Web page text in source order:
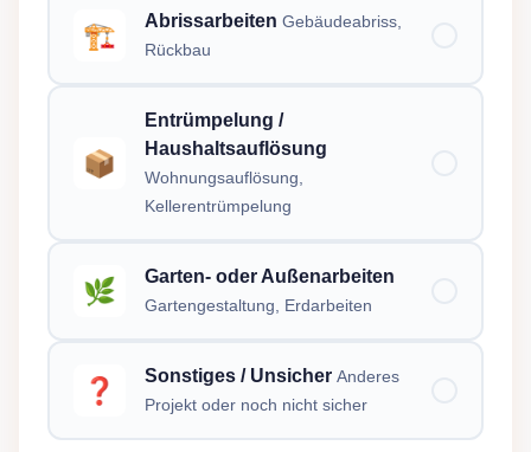
🏗️ Abrissarbeiten Gebäudeabriss,
Rückbau
📦
Entrümpelung /
Haushaltsauflösung
Wohnungsauflösung,
Kellerentrümpelung
🌿 Garten- oder Außenarbeiten
Gartengestaltung, Erdarbeiten
❓ Sonstiges / Unsicher Anderes
Projekt oder noch nicht sicher